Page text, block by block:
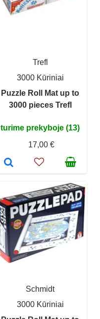
Trefl
3000 Kūriniai
Puzzle Roll Mat up to
3000 pieces Trefl
turime prekyboje (13)
17,00 €
Schmidt
3000 Kūriniai